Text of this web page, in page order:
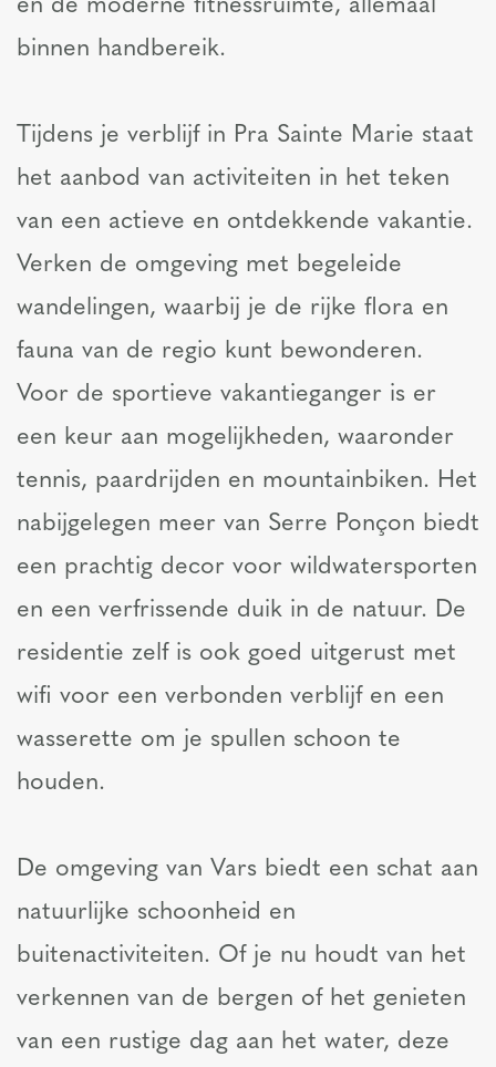
en de moderne fitnessruimte, allemaal
binnen handbereik.
Tijdens je verblijf in Pra Sainte Marie staat
het aanbod van activiteiten in het teken
van een actieve en ontdekkende vakantie.
Verken de omgeving met begeleide
wandelingen, waarbij je de rijke flora en
fauna van de regio kunt bewonderen.
Voor de sportieve vakantieganger is er
een keur aan mogelijkheden, waaronder
tennis, paardrijden en mountainbiken. Het
nabijgelegen meer van Serre Ponçon biedt
een prachtig decor voor wildwatersporten
en een verfrissende duik in de natuur. De
residentie zelf is ook goed uitgerust met
wifi voor een verbonden verblijf en een
wasserette om je spullen schoon te
houden.
De omgeving van Vars biedt een schat aan
natuurlijke schoonheid en
buitenactiviteiten. Of je nu houdt van het
verkennen van de bergen of het genieten
van een rustige dag aan het water, deze